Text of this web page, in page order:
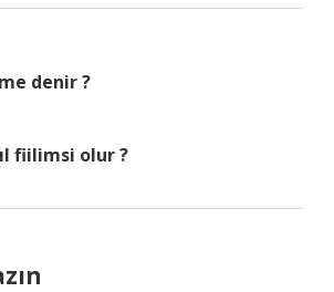
denir ?
fiilimsi olur ?